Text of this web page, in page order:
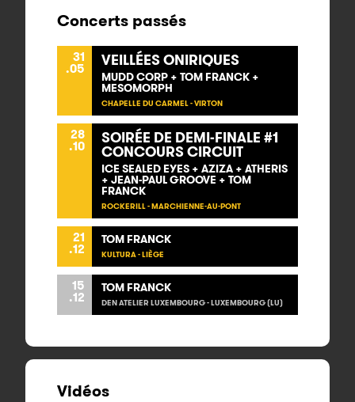
Concerts passés
31
.05 VEILLÉES ONIRIQUES
MUDD CORP + TOM FRANCK +
MESOMORPH
CHAPELLE DU CARMEL - VIRTON
28
.10 SOIRÉE DE DEMI-FINALE #1
CONCOURS CIRCUIT
ICE SEALED EYES + AZIZA + ATHERIS
+ JEAN-PAUL GROOVE + TOM
FRANCK
ROCKERILL - MARCHIENNE-AU-PONT
21
.12
TOM FRANCK
KULTURA - LIÈGE
15
.12
TOM FRANCK
DEN ATELIER LUXEMBOURG - LUXEMBOURG (LU)
Vidéos